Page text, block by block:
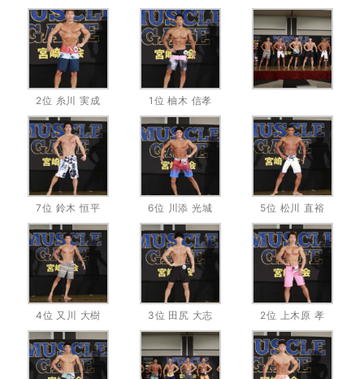
2位 糸川 実成 1位 柚木 信孝
7位 鈴木 恒平 6位 川添 光城 5位 松川 直裕
4位 又川 大樹 3位 田尻 大志 2位 上木原 孝